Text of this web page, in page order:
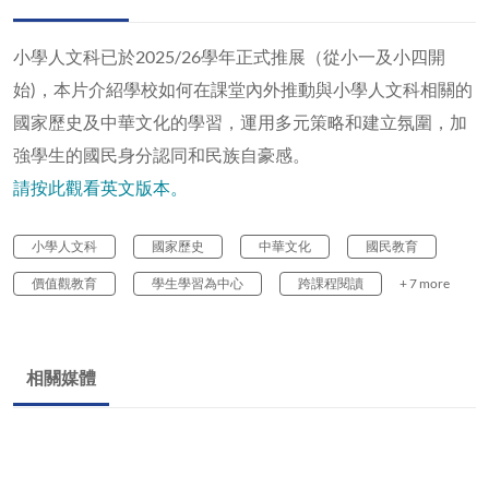
小學人文科已於2025/26學年正式推展（從小一及小四開
始)，本片介紹學校如何在課堂內外推動與小學人文科相關的
國家歷史及中華文化的學習，運用多元策略和建立氛圍，加
強學生的國民身分認同和民族自豪感。
請按此觀看英文版本。
小學人文科 國家歷史 中華文化 國民教育
價值觀教育 學生學習為中心 跨課程閱讀 + 7 more
相關媒體